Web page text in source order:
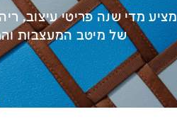
מציע מדי שנה פריטי עיצוב,
של מיטב המעצבות